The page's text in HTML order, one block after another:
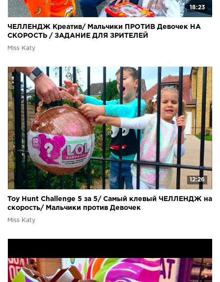
18:23
ЧЕЛЛЕНДЖ Креатив/ Мальчики ПРОТИВ Девочек НА
СКОРОСТЬ / ЗАДАНИЕ ДЛЯ ЗРИТЕЛЕЙ
Miss Katy
12:26
Toy Hunt Challenge 5 за 5/ Самый клевый ЧЕЛЛЕНДЖ на
скорость/ Мальчики против Девочек
Miss Katy